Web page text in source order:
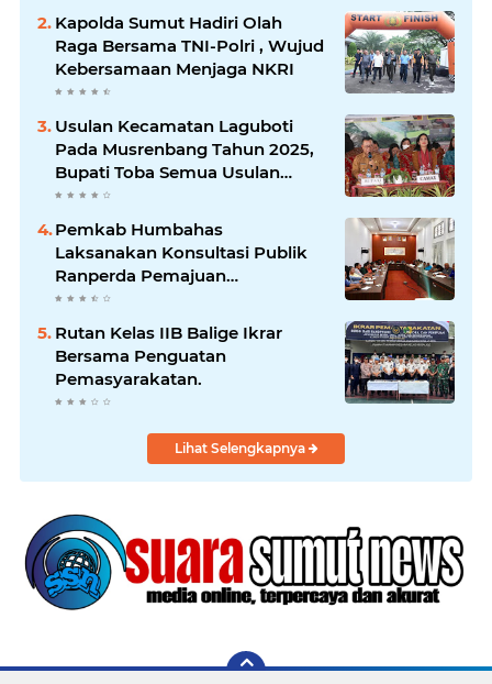
Kapolda Sumut Hadiri Olah
Raga Bersama TNI-Polri , Wujud
Kebersamaan Menjaga NKRI
Usulan Kecamatan Laguboti
Pada Musrenbang Tahun 2025,
Bupati Toba Semua Usulan
Harus Mendukung
Pemkab Humbahas
Laksanakan Konsultasi Publik
Ranperda Pemajuan
Kebudayaan Daerah
Rutan Kelas IIB Balige Ikrar
Bersama Penguatan
Pemasyarakatan.
Lihat Selengkapnya